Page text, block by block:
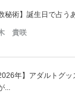
数秘術】誕生日で占
貴咲
2026年】アダルトグ
...